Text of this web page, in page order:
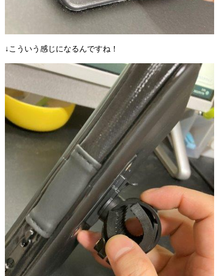
↓こういう感じになるんですね！